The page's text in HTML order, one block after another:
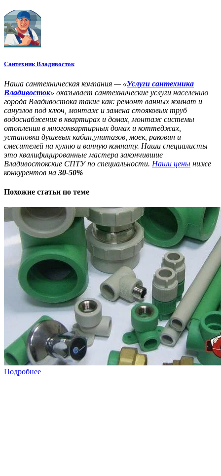
Сантехник Владивосток
Наша сантехническая компания — «Услуги сантехника
Владивосток» оказывает сантехнические услуги населению
города Владивостока такие как: ремонт ванных комнат и
санузлов под ключ, монтаж и замена стояковых труб
водоснабжения в квартирах и домах, монтаж системы
отопления в многоквартирных домах и коттеджах,
установка душевых кабин,унитазов, моек, раковин и
смесителей на кухню и ванную комнату. Наши специалисты
это квалифицированные мастера закончившие
Владивостокские СПТУ по специальности. Наши цены ниже
конкурентов на 30-50%
Похожие статьи по теме
Подробнее